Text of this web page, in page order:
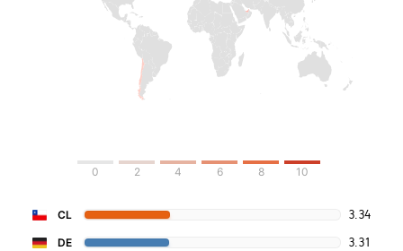
0 2 4 6 8 10
CL 3.34
DE 3.31